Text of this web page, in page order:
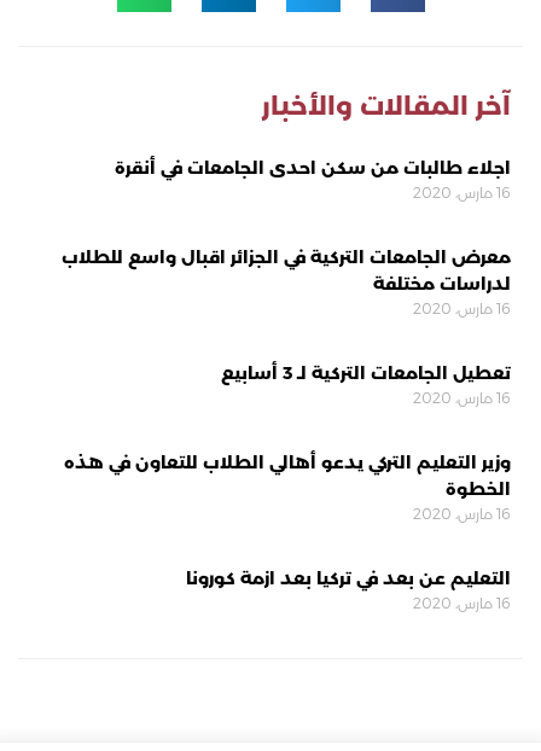
آخر المقالات والأخبار
اجلاء طالبات من سكن احدى الجامعات في أنقرة
16 مارس، 2020
معرض الجامعات التركية في الجزائر اقبال واسع للطلاب
لدراسات مختلفة
16 مارس، 2020
تعطيل الجامعات التركية لـ 3 أسابيع
16 مارس، 2020
وزير التعليم التركي يدعو أهالي الطلاب للتعاون في هذه
الخطوة
16 مارس، 2020
التعليم عن بعد في تركيا بعد ازمة كورونا
16 مارس، 2020